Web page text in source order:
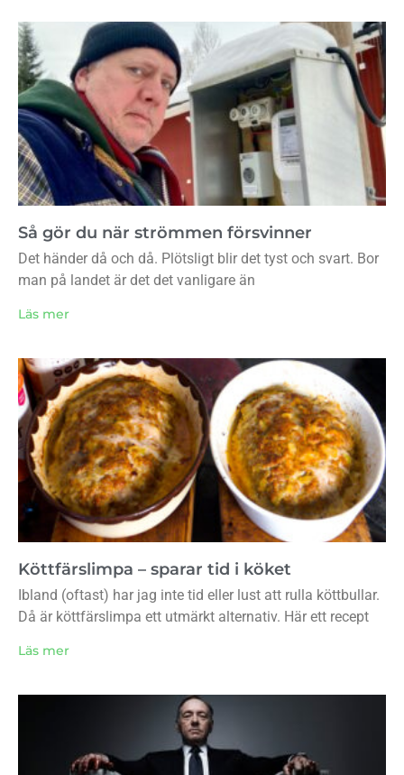
Så gör du när strömmen försvinner
Det händer då och då. Plötsligt blir det tyst och svart. Bor
man på landet är det det vanligare än
Läs mer
Köttfärslimpa – sparar tid i köket
Ibland (oftast) har jag inte tid eller lust att rulla köttbullar.
Då är köttfärslimpa ett utmärkt alternativ. Här ett recept
Läs mer